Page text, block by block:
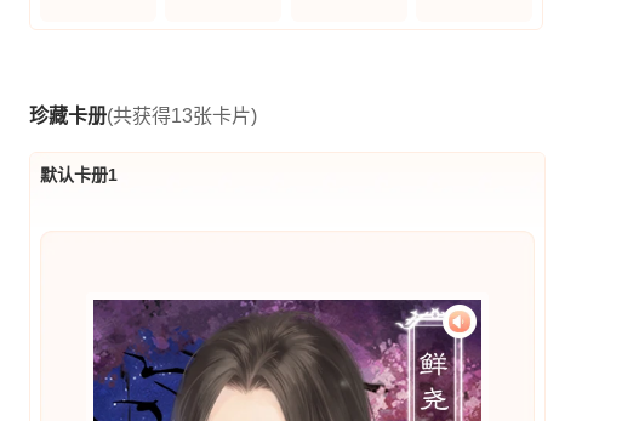
珍藏卡册(共获得13张卡片)
默认卡册1